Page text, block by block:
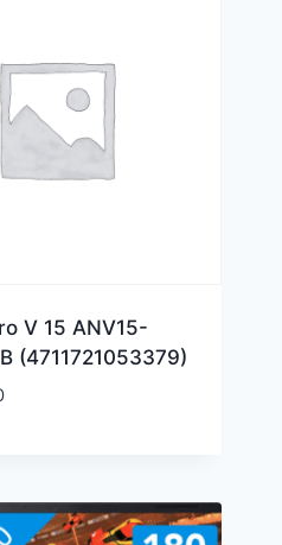
V 15 ANV15-
(4711721053379)